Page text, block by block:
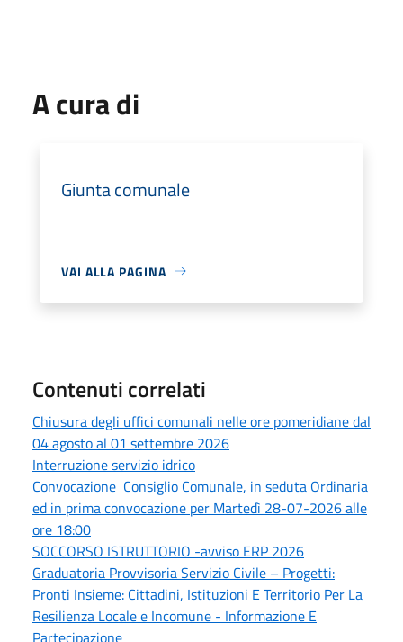
A cura di
Giunta comunale
VAI ALLA PAGINA
Contenuti correlati
Chiusura degli uffici comunali nelle ore pomeridiane dal
04 agosto al 01 settembre 2026
Interruzione servizio idrico
Convocazione Consiglio Comunale, in seduta Ordinaria
ed in prima convocazione per Martedì 28-07-2026 alle
ore 18:00
SOCCORSO ISTRUTTORIO -avviso ERP 2026
Graduatoria Provvisoria Servizio Civile – Progetti:
Pronti Insieme: Cittadini, Istituzioni E Territorio Per La
Resilienza Locale e Incomune - Informazione E
Partecipazione